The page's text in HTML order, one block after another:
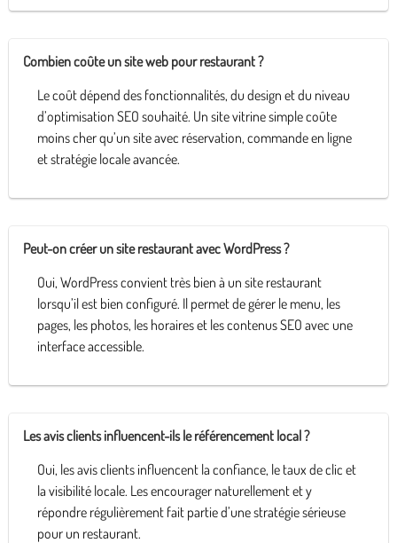
Combien coûte un site web pour restaurant ?
Le coût dépend des fonctionnalités, du design et du niveau
d’optimisation SEO souhaité. Un site vitrine simple coûte
moins cher qu’un site avec réservation, commande en ligne
et stratégie locale avancée.
Peut-on créer un site restaurant avec WordPress ?
Oui, WordPress convient très bien à un site restaurant
lorsqu’il est bien configuré. Il permet de gérer le menu, les
pages, les photos, les horaires et les contenus SEO avec une
interface accessible.
Les avis clients influencent-ils le référencement local ?
Oui, les avis clients influencent la confiance, le taux de clic et
la visibilité locale. Les encourager naturellement et y
répondre régulièrement fait partie d’une stratégie sérieuse
pour un restaurant.